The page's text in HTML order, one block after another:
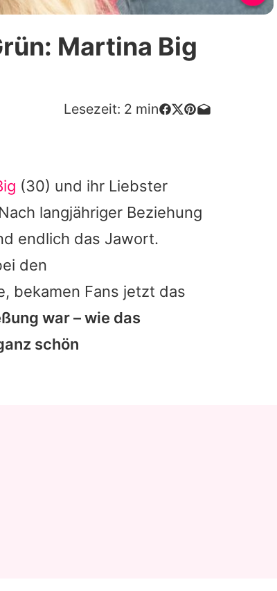
Martina Big
Lesezeit: 2 min
(30) und ihr Liebster
langjähriger Beziehung
endlich das Jawort.
den
bekamen Fans jetzt das
war – wie das
schön